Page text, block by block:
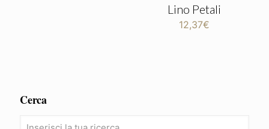
Lino Petali
12,37€
Cerca